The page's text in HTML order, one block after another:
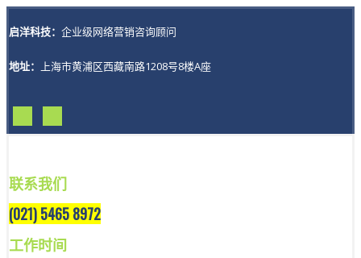
启洋科技： 企业级网络营销咨询顾问
地址： 上海市黄浦区西藏南路1208号8楼A座
联系我们
(021) 5465 8972
工作时间